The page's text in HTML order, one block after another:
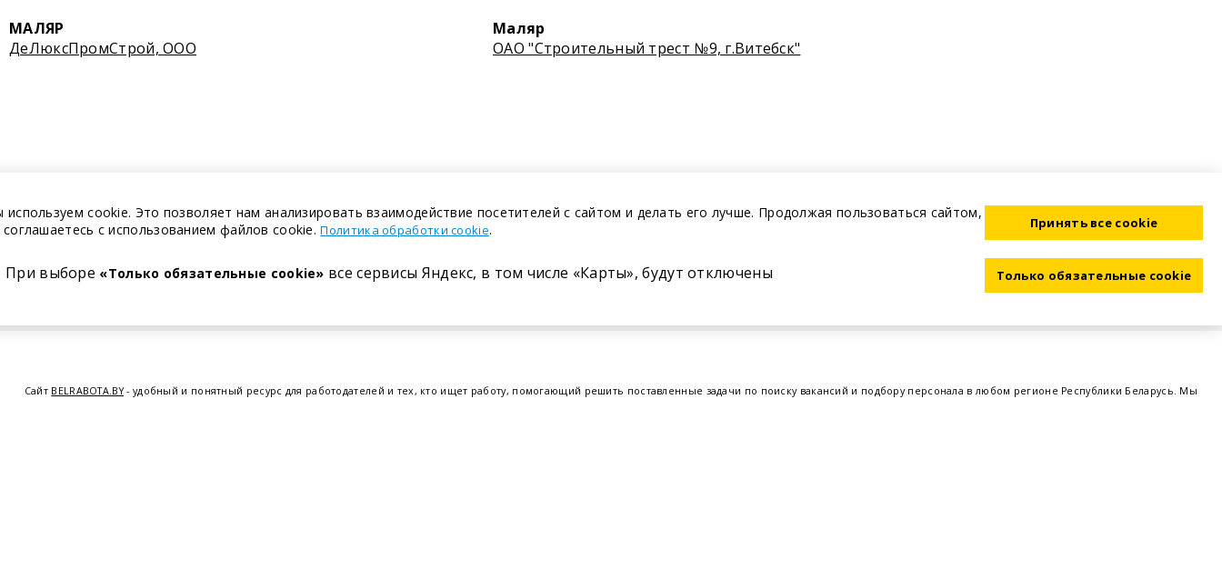
МАЛЯР
ДеЛюксПромСтрой, ООО
Маляр
ОАО "Строительный трест №9, г.Витебск"
Сайт BELRABOTA.BY- удобный и понятный ресурс для работодателей и тех, кто ищет работу, помогающий решить поставленные задачи по поиску вакансий и подбору персонала в любом регионе Республики Беларусь. Мы
cookie. Это позволяет нам анализировать взаимодействие посетителей с сайтом и делать его лучше. Продолжая пользоваться сайтом,
с использованием файлов cookie.Политика обработки cookie.
При выборе «Только обязательные cookie» все сервисы Яндекс, в том числе «Карты», будут отключены
Принять все cookie
Только обязательные cookie